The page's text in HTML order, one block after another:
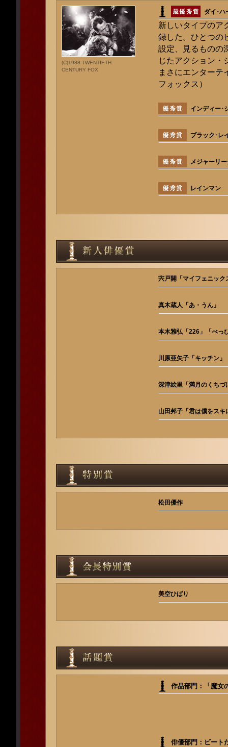
(C)1988 TWENTIETH
CENTURY FOX
ダイ･ハ
新しいタイプのア
録した。ひとつの
設定、見るものの
じたアクション・
まさにエンターテ
フォックス）
インディー･
ブラック･レ
メジャーリ
レインマン
宍戸開「マイフェニック
真木蔵人「あ・うん」
本木雅弘「226」「べっ
川原亜矢子「キッチン」
深津絵里「満月のくちづ
山田邦子「君は僕をス
松田優作
美空ひばり
作品部門：「魔女
俳優部門：ビート